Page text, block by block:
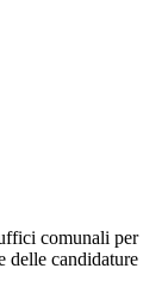
comunali per
delle candidature